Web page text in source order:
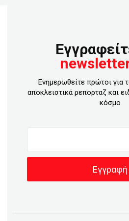
Ενημερωθείτε πρώτοι για
αποκλειστικά ρεπορταζ και
κόσμο